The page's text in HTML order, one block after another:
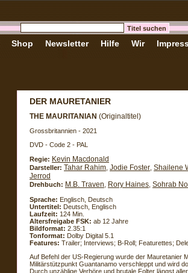
Shop Newsletter Hilfe Wir
DER MAURETANIER
THE MAURITANIAN (Originaltitel)
Grossbritannien - 2021
DVD - Code 2 - PAL
Regie: Kevin Macdonald
Darsteller: Tahar Rahim Jodie Foster Shailene
Jerrod
Drehbuch: M.B. Traven Rory Haines Sohrab
Sprache: Englisch, Deutsch
Untertitel: Deutsch, Englisch
Laufzeit: 124 Min.
Altersfreigabe FSK: ab 12 Jahre
Bildformat: 2.35:1
Tonformat: Dolby Digital 5.1
Features: Trailer; Interviews; B-Roll; Featurettes;
Auf Befehl der US-Regierung wurde der Mauretanier
Militärstützpunkt Guantanamo verschleppt und wird
Durch unzählige Verhöre und brutale Folter längst